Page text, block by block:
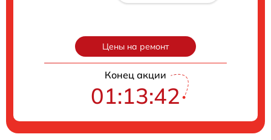
Цены на ремонт
Конец акции
01:13:41